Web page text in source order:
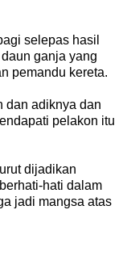
selepas hasil
ganja yang
pemandu kereta.
dan adiknya dan
pelakon itu
dijadikan
hati dalam
jadi mangsa atas